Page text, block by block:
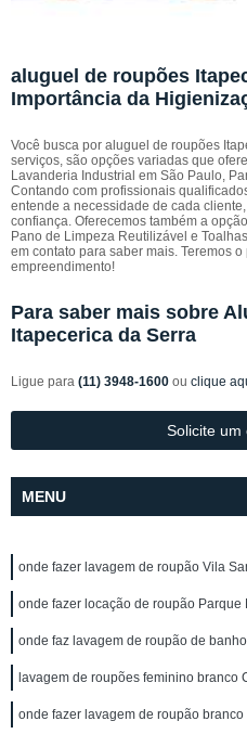
aluguel de roupões
Importância da
Você busca por aluguel de roupões
serviços, são opções variadas que
Lavanderia Industrial em São Paulo,
Contando com profissionais
entende a necessidade de cada
confiança. Oferecemos também a
Pano de Limpeza Reutilizável e
em contato para saber mais. Teremos
empreendimento!
Para saber mais sobre
Itapecerica da Serra
Ligue para (11) 3948-1600 ou clique
Solicite um
MENU
onde fazer lavagem de roupão Vila
onde fazer locação de roupão Parque
onde faz lavagem de roupão de
lavagem de roupões feminino branco
onde fazer lavagem de roupão